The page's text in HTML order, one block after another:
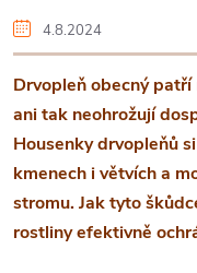
4.8.2024
Drvopleň obecný patří
ani tak neohrožují
Housenky drvopleňů
kmenech i větvích a
stromu. Jak tyto
rostliny efektivně